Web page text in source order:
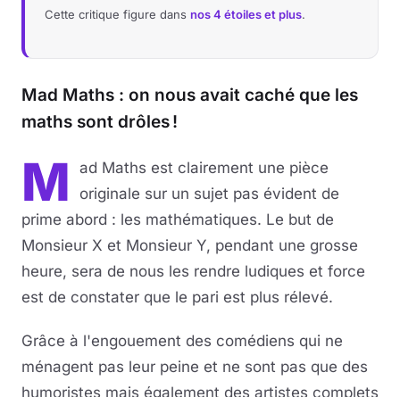
Cette critique figure dans nos 4 étoiles et plus.
Mad Maths : on nous avait caché que les
maths sont drôles !
M
ad Maths est clairement une pièce
originale sur un sujet pas évident de
prime abord : les mathématiques. Le but de
Monsieur X et Monsieur Y, pendant une grosse
heure, sera de nous les rendre ludiques et force
est de constater que le pari est plus rélevé.
Grâce à l'engouement des comédiens qui ne
ménagent pas leur peine et ne sont pas que des
humoristes mais également des artistes complets